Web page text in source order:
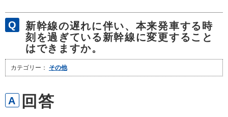
新幹線の遅れに伴い、本来発車する時
刻を過ぎている新幹線に変更すること
はできますか。
カテゴリー： その他